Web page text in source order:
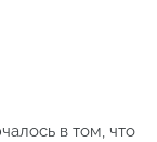
в том, что